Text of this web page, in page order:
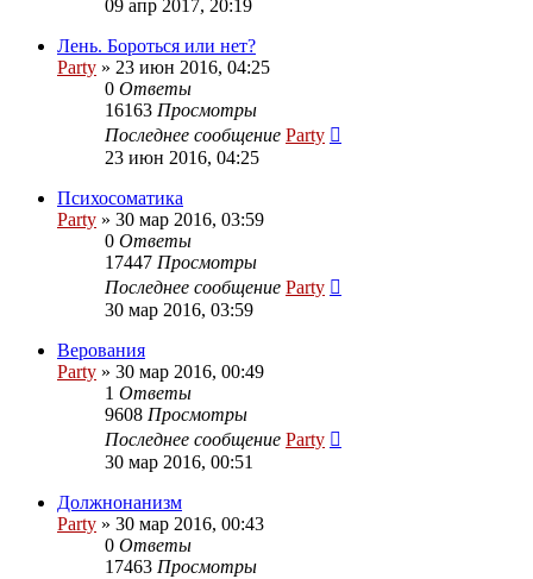
09 апр 2017, 20:19
Лень. Бороться или нет?
Party » 23 июн 2016, 04:25
0 Ответы
16163 Просмотры
Последнее сообщение Party
23 июн 2016, 04:25
Психосоматика
Party » 30 мар 2016, 03:59
0 Ответы
17447 Просмотры
Последнее сообщение Party
30 мар 2016, 03:59
Верования
Party » 30 мар 2016, 00:49
1 Ответы
9608 Просмотры
Последнее сообщение Party
30 мар 2016, 00:51
Должнонанизм
Party » 30 мар 2016, 00:43
0 Ответы
17463 Просмотры